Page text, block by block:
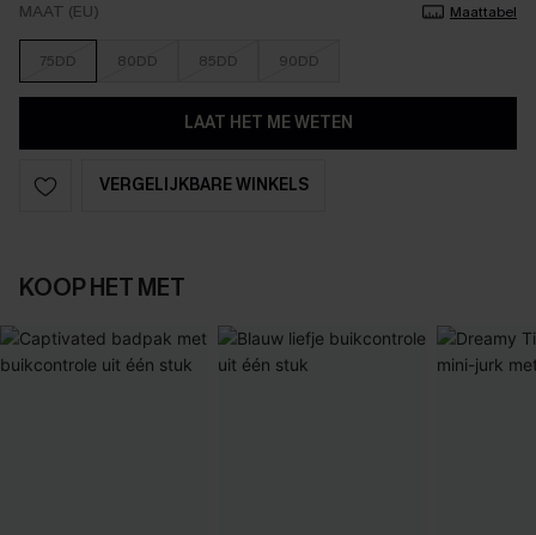
MAAT (EU) Maattabel
75DD 80DD 85DD 90DD
LAAT HET ME WETEN
VERGELIJKBARE WINKELS
KOOP HET MET